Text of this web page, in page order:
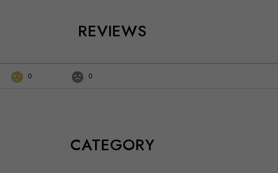
REVIEWS
0 0
CATEGORY